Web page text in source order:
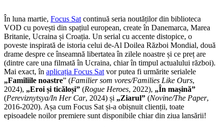
În luna martie, Focus Sat continuă seria noutăților din biblioteca
VOD cu povești din spațiul european, create în Danemarca, Marea
Britanie, Ucraina și Croația. Un serial cu accente distopice, o
poveste inspirată de istoria celui de-Al Doilea Război Mondial, două
drame despre ce înseamnă libertatea în zilele noastre și ce preț are
(dintre care una filmată în Ucraina, chiar în timpul actualului război).
Mai exact, în aplicația Focus Sat vor putea fi urmărite serialele
„Familiile noastre” (Familier som vores/Families Like Ours,
2024), „Eroi și ticăloși” (Rogue Heroes, 2022), „În mașină”
(Pereviznytsya/In Her Car, 2024) și „Ziarul” (Novine/The Paper,
2016-2020). Așa cum Focus Sat și-a obișnuit clienții, toate
episoadele noilor premiere sunt disponibile chiar din ziua lansării!